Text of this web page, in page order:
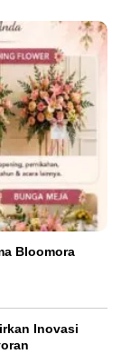
Bloomora
Inovasi